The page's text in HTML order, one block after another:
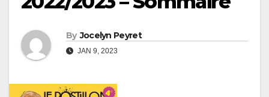
By Jocelyn Peyret
JAN 9, 2023